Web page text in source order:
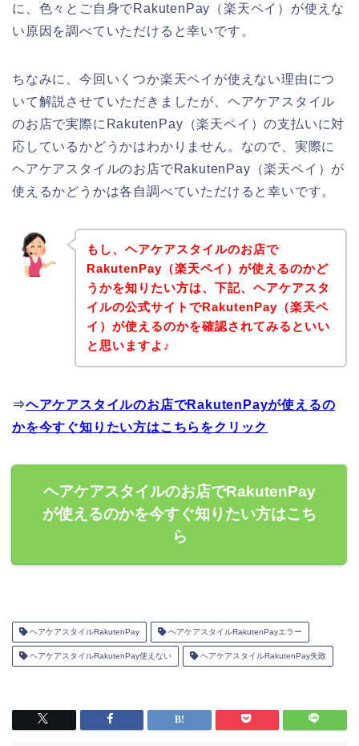
に、色々とご自身でRakutenPay（楽天ペイ）が使えな
い原因を調べていただけると幸いです。
ちなみに、今回いくつか楽天ペイが使えない理由につ
いて解説させていただきましたが、ヘアケアスタイル
のお店で実際にRakutenPay（楽天ペイ）の支払いに対
応しているかどうかはわかりません。なので、実際に
ヘアケアスタイルのお店でRakutenPay（楽天ペイ）が
使えるかどうかは各自調べていただけると幸いです。
もし、ヘアケアスタイルのお店で
RakutenPay（楽天ペイ）が使えるのかど
うかを知りたい方は、下記、ヘアケアスタ
イルの公式サイトでRakutenPay（楽天ペ
イ）が使えるのかを確認されてみるといい
と思いますよ♪
⇒ヘアケアスタイルのお店でRakutenPayが使えるの
かを今すぐ知りたい方はこちらをクリック
ヘアケアスタイルのお店でRakutenPay
が使えるのかを今すぐ知りたい方はこち
ら
ヘアケアスタイルRakutenPay ヘアケアスタイルRakutenPayエラー
ヘアケアスタイルRakutenPay使えない ヘアケアスタイルRakutenPay失敗